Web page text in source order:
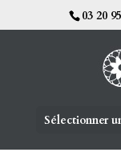
03 20
Sélectionner